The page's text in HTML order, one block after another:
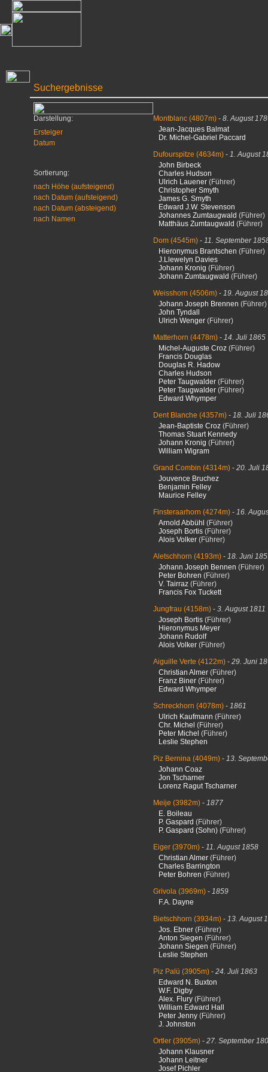
Suchergebnisse
Darstellung:
Ersteiger
Datum
Sortierung:
nach Höhe (aufsteigend)
nach Datum (aufsteigend)
nach Datum (absteigend)
nach Namen
Montblanc (4807m) - 8. August
Jean-Jacques Balmat
Dr. Michel-Gabriel Paccard
Dufourspitze (4634m) - 1. August
John Birbeck
Charles Hudson
Ulrich Lauener (Führer)
Christopher Smyth
James G. Smyth
Edward J.W. Stevenson
Johannes Zumtaugwald (Führer)
Matthäus Zumtaugwald (Führer)
Dom (4545m) - 11. September
Hieronymus Brantschen (Führer)
J.Llewelyn Davies
Johann Kronig (Führer)
Johann Zumtaugwald (Führer)
Weisshorn (4506m) - 19. August
Johann Joseph Brennen (Führer)
John Tyndall
Ulrich Wenger (Führer)
Matterhorn (4478m) - 14. Juli 1865
Michel-Auguste Croz (Führer)
Francis Douglas
Douglas R. Hadow
Charles Hudson
Peter Taugwalder (Führer)
Peter Taugwalder (Führer)
Edward Whymper
Dent Blanche (4357m) - 18. Juli
Jean-Baptiste Croz (Führer)
Thomas Stuart Kennedy
Johann Kronig (Führer)
William Wigram
Grand Combin (4314m) - 20. Juli
Jouvence Bruchez
Benjamin Felley
Maurice Felley
Finsteraarhorn (4274m) - 16.
Arnold Abbühl (Führer)
Joseph Bortis (Führer)
Alois Volker (Führer)
Aletschhorn (4193m) - 18. Juni
Johann Joseph Bennen (Führer)
Peter Bohren (Führer)
V. Tairraz (Führer)
Francis Fox Tuckett
Jungfrau (4158m) - 3. August 1811
Joseph Bortis (Führer)
Hieronymus Meyer
Johann Rudolf
Alois Volker (Führer)
Aiguille Verte (4122m) - 29. Juni
Christian Almer (Führer)
Franz Biner (Führer)
Edward Whymper
Schreckhorn (4078m) - 1861
Ulrich Kaufmann (Führer)
Chr. Michel (Führer)
Peter Michel (Führer)
Leslie Stephen
Piz Bernina (4049m) - 13.
Johann Coaz
Jon Tscharner
Lorenz Ragut Tscharner
Meije (3982m) - 1877
E. Boileau
P. Gaspard (Führer)
P. Gaspard (Sohn) (Führer)
Eiger (3970m) - 11. August 1858
Christian Almer (Führer)
Charles Barrington
Peter Bohren (Führer)
Grivola (3969m) - 1859
F.A. Dayne
Bietschhorn (3934m) - 13. August
Jos. Ebner (Führer)
Anton Siegen (Führer)
Johann Siegen (Führer)
Leslie Stephen
Piz Palü (3905m) - 24. Juli 1863
Edward N. Buxton
W.F. Digby
Alex. Flury (Führer)
William Edward Hall
Peter Jenny (Führer)
J. Johnston
Ortler (3905m) - 27. September
Johann Klausner
Johann Leitner
Josef Pichler